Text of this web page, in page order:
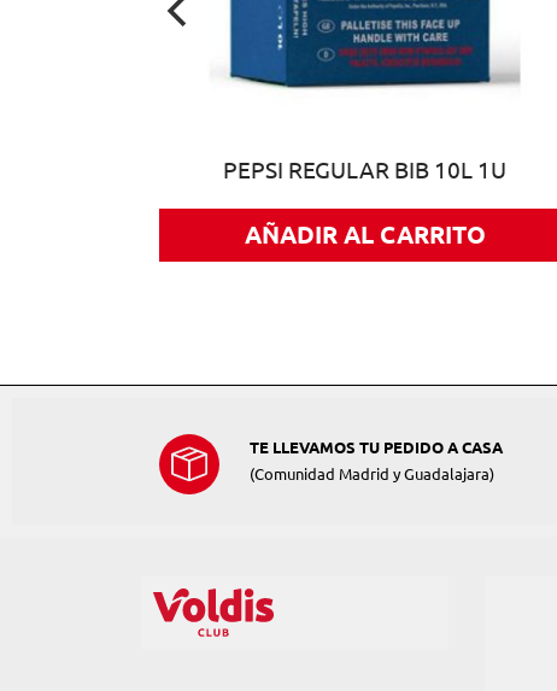
PEPSI REGULAR BIB 10L 1U
AÑADIR AL CARRITO
TE LLEVAMOS TU PEDIDO A CASA
(Comunidad Madrid y Guadalajara)